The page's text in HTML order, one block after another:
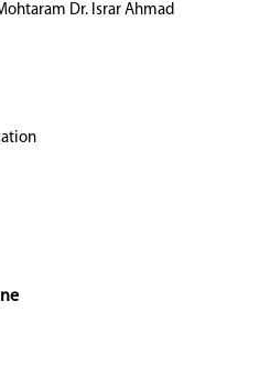
Dr. Israr Ahmad